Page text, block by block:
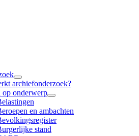
archiefonderzoek?
op onderwerp
en ambachten
stand